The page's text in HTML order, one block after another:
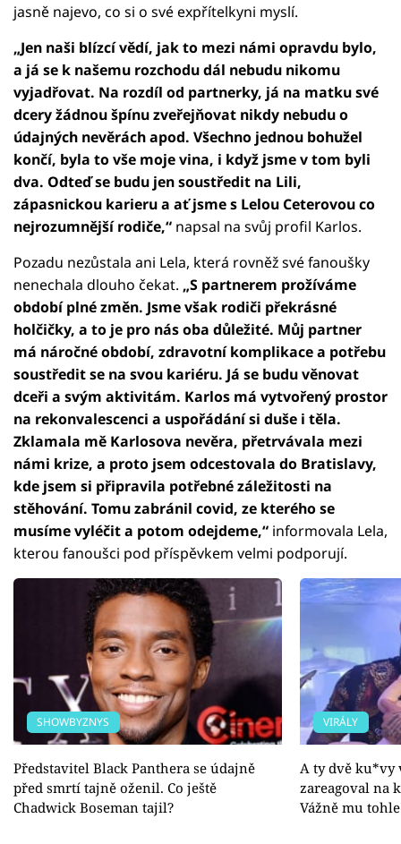
jasně najevo, co si o své expřítelkyni myslí.
„Jen naši blízcí vědí, jak to mezi námi opravdu bylo,
a já se k našemu rozchodu dál nebudu nikomu
vyjadřovat. Na rozdíl od partnerky, já na matku své
dcery žádnou špínu zveřejňovat nikdy nebudu o
údajných nevěrách apod. Všechno jednou bohužel
končí, byla to vše moje vina, i když jsme v tom byli
dva. Odteď se budu jen soustředit na Lili,
zápasnickou karieru a ať jsme s Lelou Ceterovou co
nejrozumnější rodiče,“ napsal na svůj profil Karlos.
Pozadu nezůstala ani Lela, která rovněž své fanoušky
nenechala dlouho čekat. „S partnerem prožíváme
období plné změn. Jsme však rodiči překrásné
holčičky, a to je pro nás oba důležité. Můj partner
má náročné období, zdravotní komplikace a potřebu
soustředit se na svou kariéru. Já se budu věnovat
dceři a svým aktivitám. Karlos má vytvořený prostor
na rekonvalescenci a uspořádání si duše i těla.
Zklamala mě Karlosova nevěra, přetrvávala mezi
námi krize, a proto jsem odcestovala do Bratislavy,
kde jsem si připravila potřebné záležitosti na
stěhování. Tomu zabránil covid, ze kterého se
musíme vyléčit a potom odejdeme,“ informovala Lela,
kterou fanoušci pod příspěvkem velmi podporují.
SHOWBYZNYS
Představitel Black Panthera se údajně
před smrtí tajně oženil. Co ještě
Chadwick Boseman tajil?
VIRÁLY
A ty dvě ku*vy
zareagoval na
Vážně mu